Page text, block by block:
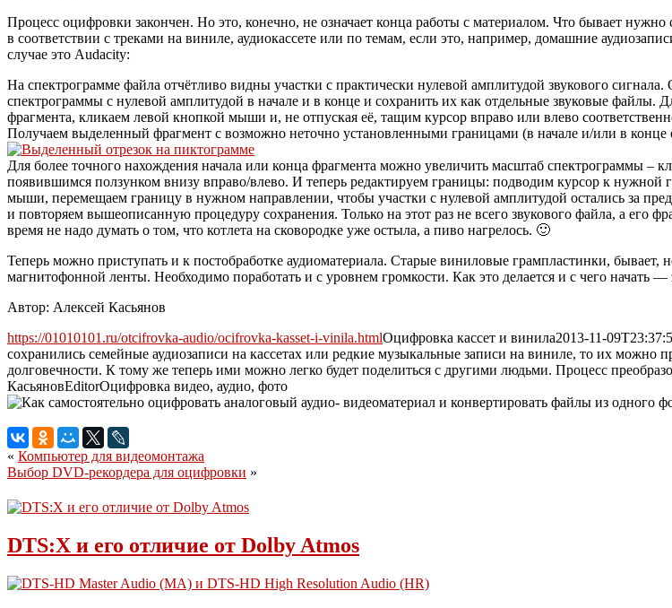
Процесс оцифровки закончен. Но это, конечно, не означает конца работы с материалом. Что бывает
в соответствии с треками на виниле, аудиокассете или по темам, если это, например, домашние
случае это Audacity:
На спектрограмме файла отчётливо видны участки с практически нулевой амплитудой звукового
спектрограммы с нулевой амплитудой в начале и в конце и сохранить их как отдельные звуковые
фрагмента, кликаем левой кнопкой мыши и, не отпуская её, тащим курсор вправо или влево
Получаем выделенный фрагмент с возможно неточно установленными границами (в начале и/или в
Для более точного нахождения начала или конца фрагмента можно увеличить масштаб спектрограммы –
появившимся ползунком внизу вправо/влево. И теперь редактируем границы: подводим курсор к
мыши, перемещаем границу в нужном направлении, чтобы участки с нулевой амплитудой остались за
и повторяем вышеописанную процедуру сохранения. Только на этот раз не всего звукового файла, а его
время не надо думать о том, что котлета на сковородке уже остыла, а пиво нагрелось. 🙂
Теперь можно приступать и к постобработке аудиоматериала. Старые виниловые грампластинки, бывает,
магнитофонной ленты. Необходимо поработать и с уровнем громкости. Как это делается и с чего начать
Автор: Алексей Касьянов
https://01010101.ru/otcifrovka-audio/ocifrovka-kasset-i-vinila.htmlОцифровка кассет и винила2013-11-
сохранились семейные аудиозаписи на кассетах или редкие музыкальные записи на виниле, то их можно
долговечности. К тому же теперь ими можно легко будет поделиться с другими людьми. Процесс
КасьяновEditorОцифровка видео, аудио, фото
« Компьютер для видеомонтажа
Выбор DVD-рекордера для оцифровки »
DTS:X и его отличие от Dolby Atmos